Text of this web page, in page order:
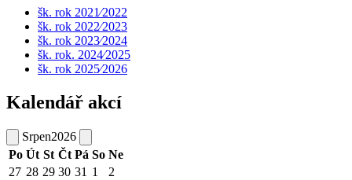
šk. rok 2021⁄2022
šk. rok 2022⁄2023
šk. rok 2023⁄2024
šk. rok. 2024⁄2025
šk. rok 2025⁄2026
Kalendář akcí
Srpen2026
Po Út St Čt Pá So Ne
27 28 29 30 31 1
2